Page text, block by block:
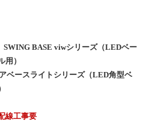
BASE viwシリーズ（LEDベー
）
ベースライトシリーズ（LED角型ベ
工事要